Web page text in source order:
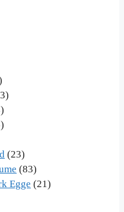
(23)
(83)
Egge (21)